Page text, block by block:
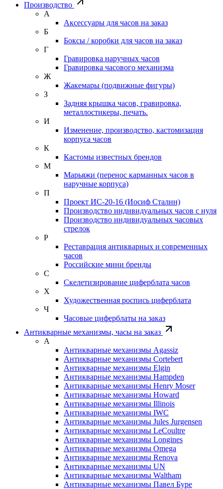
Производство
А
Аксессуары для часов на заказ
Б
Боксы / коробки для часов на заказ
Г
Гравировка наручных часов
Гравировка часового механизма
Ж
Жакемары (подвижные фигуры)
З
Задняя крышка часов, гравировка,
металлостикеры, печать.
И
Изменение, производство, кастомизация
корпуса часов
К
Кастомы известных брендов
М
Марьяжи (перенос карманных часов в
наручные корпуса)
П
Проект ИС-20-16 (Иосиф Сталин)
Производство индивидуальных часов с нуля
Производство индивидуальных часовых
стрелок
Р
Реставрация антикварных и современных
часов
Российские мини бренды
С
Скелетизирование циферблата часов
Х
Художественная роспись циферблата
Ч
Часовые циферблаты на заказ
Антикварные механизмы, часы на заказ
А
Антикварные механизмы Agassiz
Антикварные механизмы Cortebert
Антикварные механизмы Elgin
Антикварные механизмы Hampden
Антикварные механизмы Henry Moser
Антикварные механизмы Howard
Антикварные механизмы Illinois
Антикварные механизмы IWC
Антикварные механизмы Jules Jurgensen
Антикварные механизмы LeCoultre
Антикварные механизмы Longines
Антикварные механизмы Omega
Антикварные механизмы Renova
Антикварные механизмы UN
Антикварные механизмы Waltham
Антикварные механизмы Павел Буре